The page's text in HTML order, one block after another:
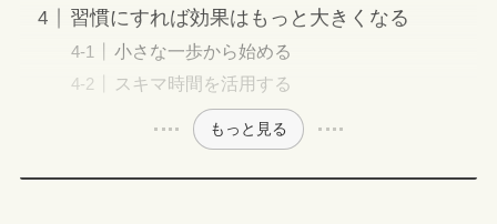
習慣にすれば効果はもっと大きくなる
小さな一歩から始める
スキマ時間を活用する
もっと見る